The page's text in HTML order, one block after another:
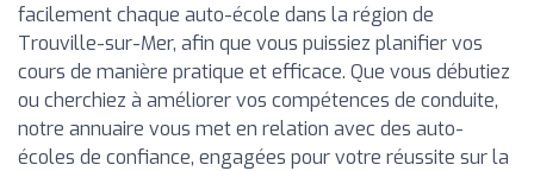
facilement chaque auto-école dans la région de
Trouville-sur-Mer, afin que vous puissiez planifier vos
cours de manière pratique et efficace. Que vous débutiez
ou cherchiez à améliorer vos compétences de conduite,
notre annuaire vous met en relation avec des auto-
écoles de confiance, engagées pour votre réussite sur la